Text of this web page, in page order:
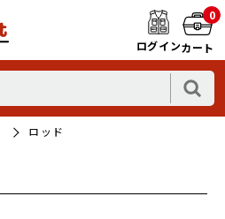
ログイン
0
カート
ロッド